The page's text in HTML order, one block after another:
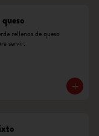
rellenos de queso
servir.